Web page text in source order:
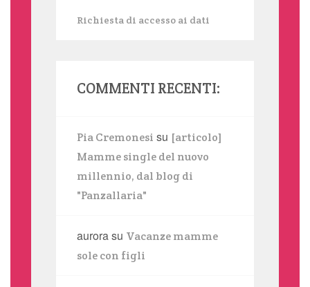
Richiesta di accesso ai dati
COMMENTI RECENTI:
Pia Cremonesi su [articolo]
Mamme single del nuovo
millennio, dal blog di
"Panzallaria"
aurorasu Vacanze mamme
sole con figli